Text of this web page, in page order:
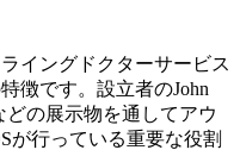
イングドクターサービス
徴です。設立者のJohn
の展示物を通してアウ
が行っている重要な役割